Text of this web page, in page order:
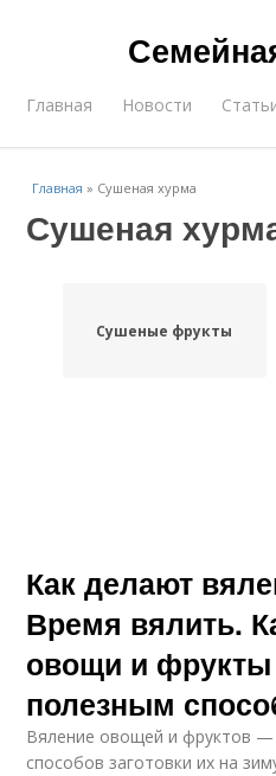
Главная Новости
Главная » Сушеная хурма
Сушеная
Сушеные фрукты
Как делают
Время вялить.
овощи и
полезным
Вяление овощей и фруктов —
способов заготовки их на